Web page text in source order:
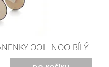
OOH NOO BÍLÝ